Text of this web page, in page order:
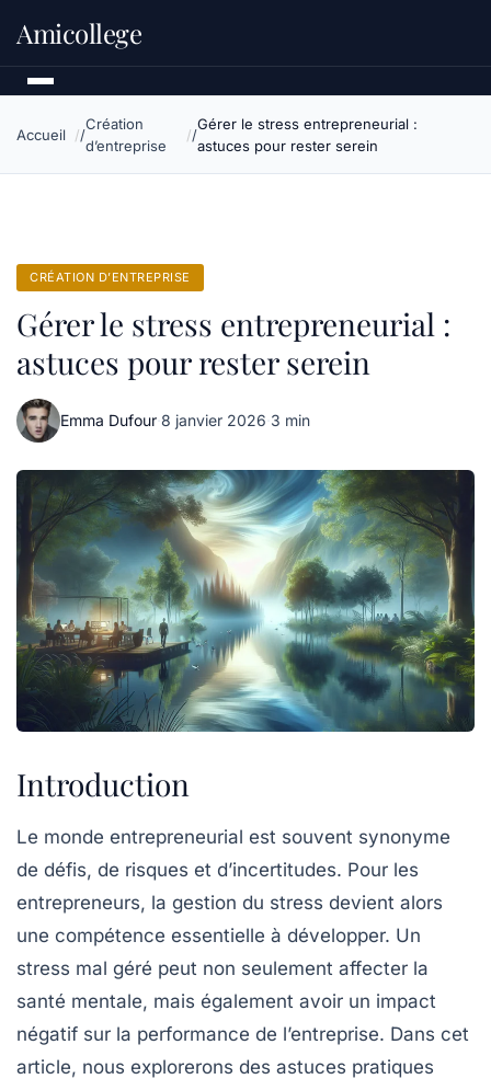
Amicollege
Accueil
Création
d’entreprise
Gérer le stress entrepreneurial :
astuces pour rester serein
CRÉATION D’ENTREPRISE
Gérer le stress entrepreneurial :
astuces pour rester serein
Emma Dufour·8 janvier 2026·3 min
Introduction
Le monde entrepreneurial est souvent synonyme
de défis, de risques et d’incertitudes. Pour les
entrepreneurs, la gestion du stress devient alors
une compétence essentielle à développer. Un
stress mal géré peut non seulement affecter la
santé mentale, mais également avoir un impact
négatif sur la performance de l’entreprise. Dans cet
article, nous explorerons des astuces pratiques